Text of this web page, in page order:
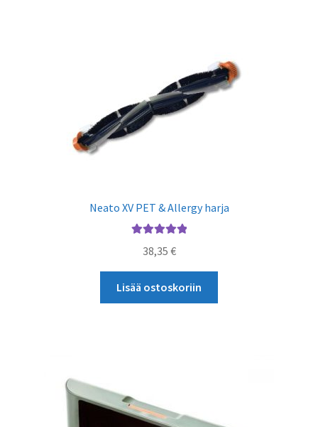
Neato XV PET & Allergy harja
tuotteesta:
38,35 €
Lisää ostoskoriin